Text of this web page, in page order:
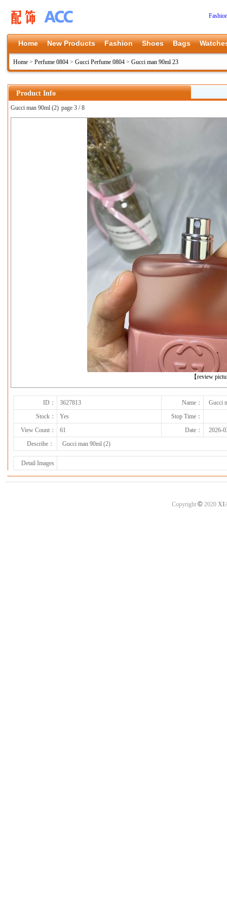
Home New Products Fashion Shoes Bags
Home > Perfume 0804 > Gucci Perfume 0804 > Gucci man 90ml 23
Product Info
Gucci man 90ml (2) page 3 / 8
【review
下一张
ID： 3627813 Name：
Gucci
Stock：
Yes
Stop Time：
View Count：
61 Date：
2026-
Describe：
Gucci man 90ml (2)
Detail Images
Copyright ©2020